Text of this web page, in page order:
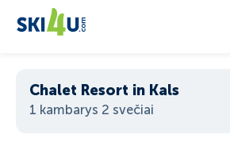
Chalet Resort in Kals
1 kambarys 2 svečiai